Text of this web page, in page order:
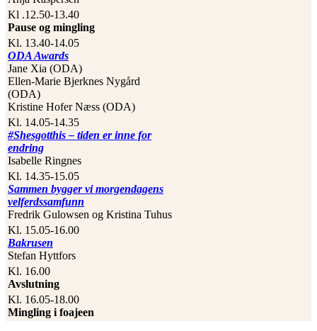
Kl .12.50-13.40
Pause og mingling
Kl. 13.40-14.05
ODA Awards
Jane Xia (ODA)
Ellen-Marie Bjerknes Nygård
(ODA)
Kristine Hofer Næss (ODA)
Kl. 14.05-14.35
#Shesgotthis – tiden er inne for
endring
Isabelle Ringnes
Kl. 14.35-15.05
Sammen bygger vi morgendagens
velferdssamfunn
Fredrik Gulowsen og Kristina Tuhus
Kl. 15.05-16.00
Bakrusen
Stefan Hyttfors
Kl. 16.00
Avslutning
Kl. 16.05-18.00
Mingling i foajeen